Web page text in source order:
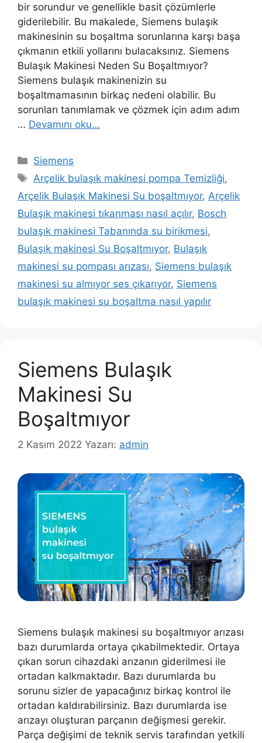
bir sorundur ve genellikle basit çözümlerle
giderilebilir. Bu makalede, Siemens bulaşık
makinesinin su boşaltma sorunlarına karşı başa
çıkmanın etkili yollarını bulacaksınız. Siemens
Bulaşık Makinesi Neden Su Boşaltmıyor?
Siemens bulaşık makinenizin su
boşaltmamasının birkaç nedeni olabilir. Bu
sorunları tanımlamak ve çözmek için adım adım
… Devamını oku…
Kategoriler
Siemens
Etiketler
Arçelik bulaşık makinesi pompa Temizliği,
Arçelik Bulaşık Makinesi Su boşaltmıyor, Arçelik
Bulaşık makinesi tıkanması nasıl açılır, Bosch
bulaşık makinesi Tabanında su birikmesi,
Bulaşık makinesi Su Boşaltmıyor, Bulaşık
makinesi su pompası arızası, Siemens bulaşık
makinesi su almıyor ses çıkarıyor, Siemens
bulaşık makinesi su boşaltma nasıl yapılır
Siemens Bulaşık
Makinesi Su
Boşaltmıyor
2 Kasım 2022 Yazarı: admin
Siemens bulaşık makinesi su boşaltmıyor arızası
bazı durumlarda ortaya çıkabilmektedir. Ortaya
çıkan sorun cihazdaki arızanın giderilmesi ile
ortadan kalkmaktadır. Bazı durumlarda bu
sorunu sizler de yapacağınız birkaç kontrol ile
ortadan kaldırabilirsiniz. Bazı durumlarda ise
arızayı oluşturan parçanın değişmesi gerekir.
Parça değişimi de teknik servis tarafından yetkili